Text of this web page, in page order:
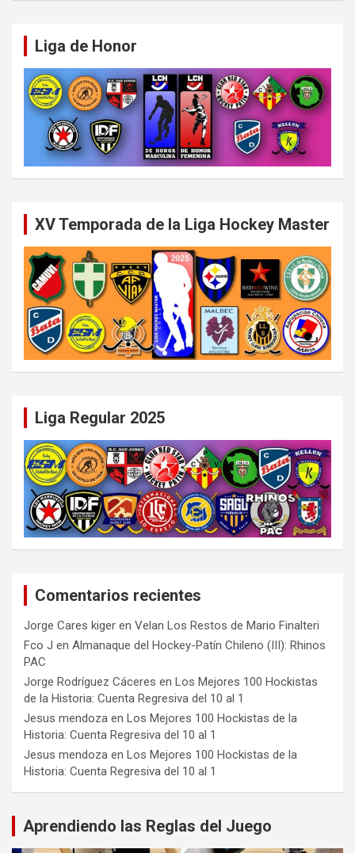
Liga de Honor
XV Temporada de la Liga Hockey Master
Liga Regular 2025
Comentarios recientes
Jorge Cares kiger en Velan Los Restos de Mario Finalteri
Fco J en Almanaque del Hockey-Patín Chileno (III): Rhinos
PAC
Jorge Rodríguez Cáceres en Los Mejores 100 Hockistas
de la Historia: Cuenta Regresiva del 10 al 1
Jesus mendoza en Los Mejores 100 Hockistas de la
Historia: Cuenta Regresiva del 10 al 1
Jesus mendoza en Los Mejores 100 Hockistas de la
Historia: Cuenta Regresiva del 10 al 1
Aprendiendo las Reglas del Juego